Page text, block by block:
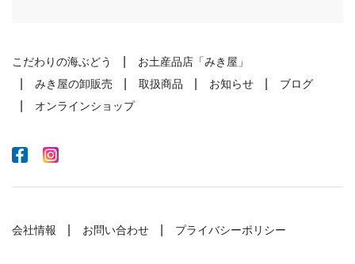
こだわりの海ぶどう
お土産品店「みき屋」
みき屋の卸販売
取扱商品 お知らせ
ブログ
オンラインショップ
会社情報 お問い合わせ プライバシーポリシー